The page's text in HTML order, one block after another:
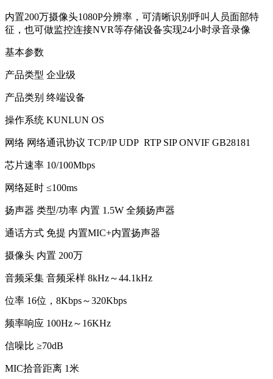
内置200万摄像头1080P分辨率，可清晰识别呼叫人员面部特
征，也可做监控连接NVR等存储设备实现24小时录音录像
基本参数
产品类型 企业级
产品类别 终端设备
操作系统 KUNLUN OS
网络 网络通讯协议 TCP/IP UDP RTP SIP ONVIF GB28181
芯片速率 10/100Mbps
网络延时 ≤100ms
扬声器 类型/功率 内置 1.5W 全频扬声器
通话方式 免提 内置MIC+内置扬声器
摄像头 内置 200万
音频采集 音频采样 8kHz～44.1kHz
位率 16位，8Kbps～320Kbps
频率响应 100Hz～16KHz
信噪比 ≥70dB
MIC拾音距离 1米